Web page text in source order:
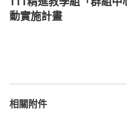
動實施計畫
相關附件